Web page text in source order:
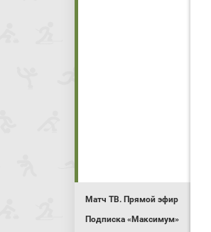
Матч ТВ. Прямой эфир
Подписка «Максимум»